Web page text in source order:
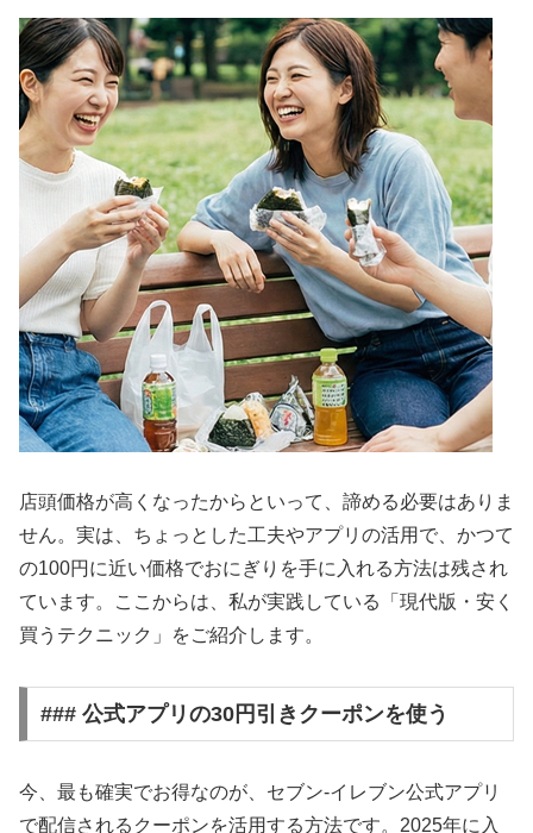
店頭価格が高くなったからといって、諦める必要はありま
せん。実は、ちょっとした工夫やアプリの活用で、かつて
の100円に近い価格でおにぎりを手に入れる方法は残され
ています。ここからは、私が実践している「現代版・安く
買うテクニック」をご紹介します。
### 公式アプリの30円引きクーポンを使う
今、最も確実でお得なのが、セブン-イレブン公式アプリ
で配信されるクーポンを活用する方法です。2025年に入